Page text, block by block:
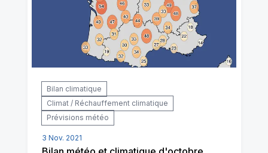
Bilan climatique
Climat / Réchauffement climatique
Prévisions météo
3 Nov. 2021